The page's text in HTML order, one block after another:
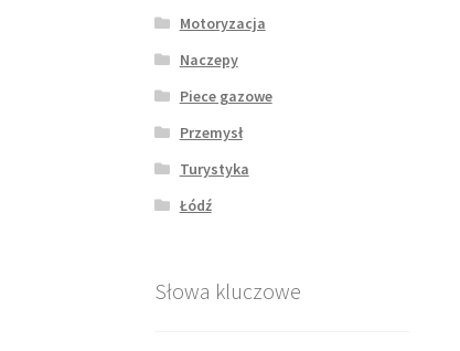
Motoryzacja
Naczepy
Piece gazowe
Przemysł
Turystyka
Łódź
Słowa kluczowe